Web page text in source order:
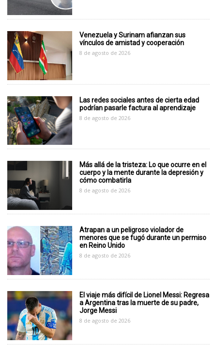
Venezuela y Surinam afianzan sus
vínculos de amistad y cooperación
8 de agosto de 2026
Las redes sociales antes de cierta edad
podrían pasarle factura al aprendizaje
8 de agosto de 2026
Más allá de la tristeza: Lo que ocurre en el
cuerpo y la mente durante la depresión y
cómo combatirla
8 de agosto de 2026
Atrapan a un peligroso violador de
menores que se fugó durante un permiso
en Reino Unido
8 de agosto de 2026
El viaje más difícil de Lionel Messi: Regresa
a Argentina tras la muerte de su padre,
Jorge Messi
8 de agosto de 2026